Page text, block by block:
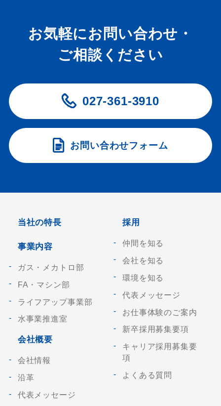
お気軽にお問い合わせ・
ご相談ください
027-361-3910
お問い合わせフォーム
当社の特長
事業内容
ガス・メカトロ部
FA・マシン部
ライフアップ事業部
水事業推進室
会社概要
会社情報
沿革
代表メッセージ
採用
仲間を知る
会社を知る
環境を知る
代表メッセージ
お仕事体験のご案内
新卒採用募集要項
キャリア採用募集要
項
よくある質問